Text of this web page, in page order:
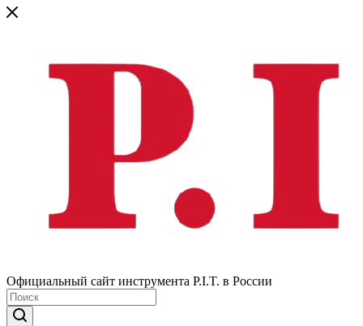
Официальный сайт инструмента P.I.T. в России